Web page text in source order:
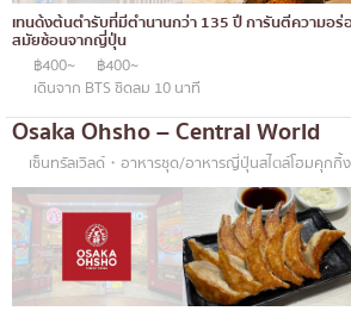
ร้านอาหารญี่ปุ่นแบบดั้งเดิม
ทาโกะยากิ
โอเด้ง/เมนูตุ๋นสไตล์ญี่ปุ่น
อาหารชุด/อาหารญี่ปุ่นสไตล์โฮมคุกกิ้ง
เบนโตะ/บริการส่งอาหารญี่ปุ่น
ลาดพร้าว
สมุทรปราการ
ปทุมธานี
สมุทรสาคร
ภูเก็ต
พัทยา
ธนิยะ
เทนด้งต้นตำรับที่มีตำนานกว่า 135 ปี การันตีความอ
สมัยซ้อนจากญี่ปุ่น
฿400~
฿400~
เดินจาก BTS ชิดลม 10 นาที
Osaka Ohsho – Central World
เซ็นทรัลเวิลด์・อาหารชุด/อาหารญี่ปุ่นสไตล์โฮมคุกกิ้ง